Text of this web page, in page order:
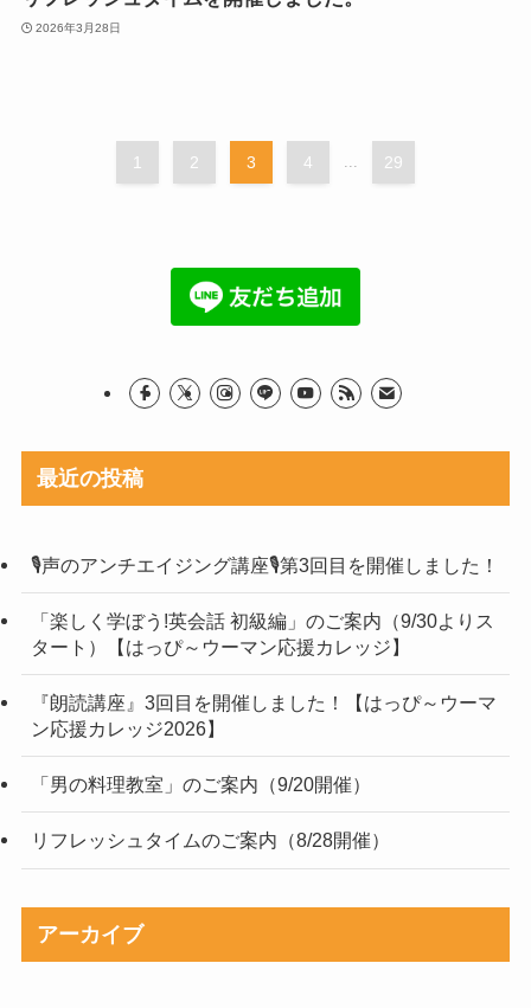
2026年3月28日
1 2 3 4 ... 29
最近の投稿
🎙声のアンチエイジング講座🎙第3回目を開催しました！
「楽しく学ぼう!英会話 初級編」のご案内（9/30よりス
タート）【はっぴ～ウーマン応援カレッジ】
『朗読講座』3回目を開催しました！【はっぴ～ウーマ
ン応援カレッジ2026】
「男の料理教室」のご案内（9/20開催）
リフレッシュタイムのご案内（8/28開催）
アーカイブ